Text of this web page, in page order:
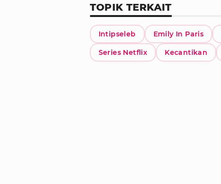
TOPIK TERKAIT
Intipseleb Emily In Paris
Series Netflix Kecantikan